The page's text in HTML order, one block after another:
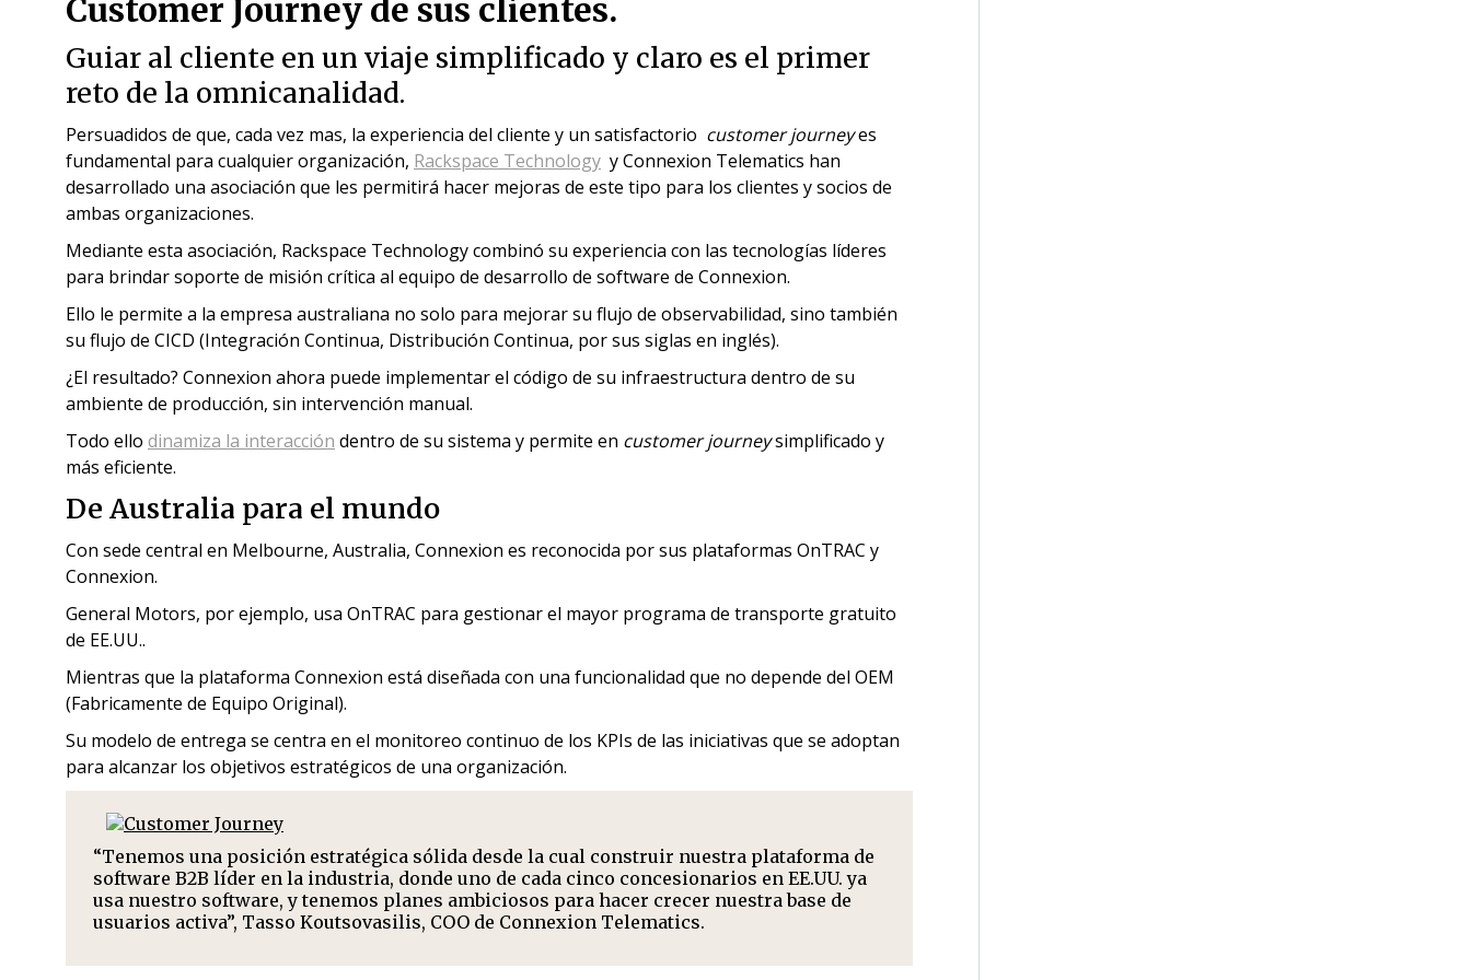
Customer Journey de sus clientes.
Guiar al cliente en un viaje simplificado y claro es el primer
reto de la omnicanalidad.
Persuadidos de que, cada vez mas, la experiencia del cliente y un satisfactorio customer journeyes
fundamental para cualquier organización, Rackspace Technology y Connexion Telematics han
desarrollado una asociación que les permitirá hacer mejoras de este tipo para los clientes y socios de
ambas organizaciones.
Mediante esta asociación, Rackspace Technology combinó su experiencia con las tecnologías líderes
para brindar soporte de misión crítica al equipo de desarrollo de software de Connexion.
Ello le permite a la empresa australiana no solo para mejorar su flujo de observabilidad, sino también
su flujo de CICD (Integración Continua, Distribución Continua, por sus siglas en inglés).
¿El resultado? Connexion ahora puede implementar el código de su infraestructura dentro de su
ambiente de producción, sin intervención manual.
Todo ello dinamiza la interacción dentro de su sistema y permite en customer journeysimplificado y
más eficiente.
De Australia para el mundo
Con sede central en Melbourne, Australia, Connexion es reconocida por sus plataformas OnTRAC y
Connexion.
General Motors, por ejemplo, usa OnTRAC para gestionar el mayor programa de transporte gratuito
de EE.UU..
Mientras que la plataforma Connexion está diseñada con una funcionalidad que no depende del OEM
(Fabricamente de Equipo Original).
Su modelo de entrega se centra en el monitoreo continuo de los KPIs de las iniciativas que se adoptan
para alcanzar los objetivos estratégicos de una organización.
“Tenemos una posición estratégica sólida desde la cual construir nuestra plataforma de
software B2B líder en la industria, donde uno de cada cinco concesionarios en EE.UU. ya
usa nuestro software, y tenemos planes ambiciosos para hacer crecer nuestra base de
usuarios activa”, Tasso Koutsovasilis, COO de Connexion Telematics.